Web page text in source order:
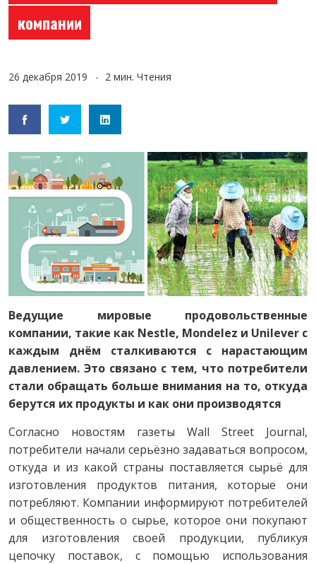
компании
26 декабря 2019 2 мин. Чтения
Ведущие мировые продовольственные
компании, такие как Nestle, Mondelez и Unilever с
каждым днём сталкиваются с нарастающим
давлением. Это связано с тем, что потребители
стали обращать больше внимания на то, откуда
берутся их продукты и как они производятся
Согласно новостям газеты Wall Street Journal,
потребители начали серьёзно задаваться вопросом,
откуда и из какой страны поставляется сырьё для
изготовления продуктов питания, которые они
потребляют. Компании информируют потребителей
и общественность о сырье, которое они покупают
для изготовления своей продукции, публикуя
цепочку поставок, с помощью использования